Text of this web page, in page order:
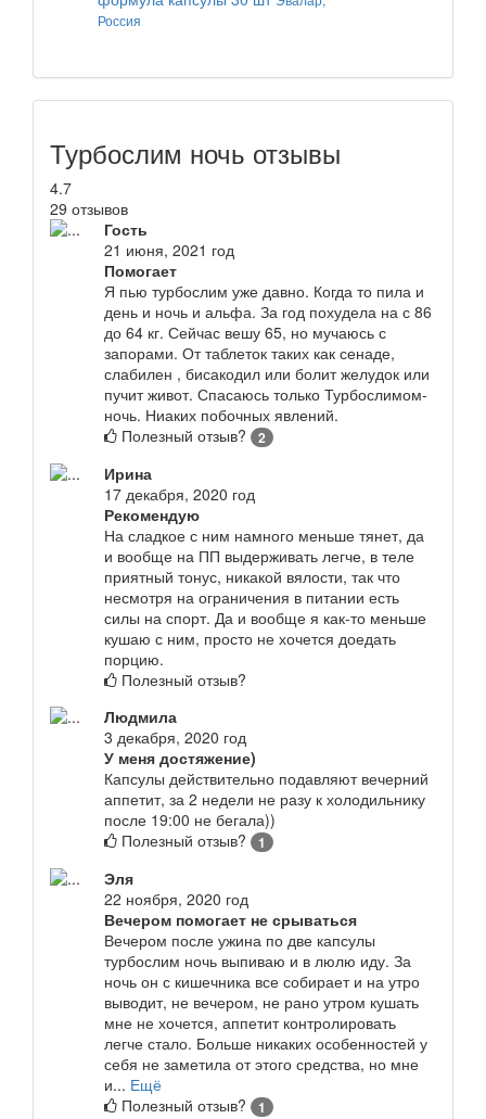
Россия
Турбослим ночь отзывы
4.7
29 отзывов
Гость
21 июня, 2021 год
Помогает
Я пью турбослим уже давно. Когда то пила и
день и ночь и альфа. За год похудела на с 86
до 64 кг. Сейчас вешу 65, но мучаюсь с
запорами. От таблеток таких как сенаде,
слабилен , бисакодил или болит желудок или
пучит живот. Спасаюсь только Турбослимом-
ночь. Ниаких побочных явлений.
Полезный отзыв?
2
Ирина
17 декабря, 2020 год
Рекомендую
На сладкое с ним намного меньше тянет, да
и вообще на ПП выдерживать легче, в теле
приятный тонус, никакой вялости, так что
несмотря на ограничения в питании есть
силы на спорт. Да и вообще я как-то меньше
кушаю с ним, просто не хочется доедать
порцию.
Полезный отзыв?
Людмила
3 декабря, 2020 год
У меня достяжение)
Капсулы действительно подавляют вечерний
аппетит, за 2 недели не разу к холодильнику
после 19:00 не бегала))
Полезный отзыв?
1
Эля
22 ноября, 2020 год
Вечером помогает не срываться
Вечером после ужина по две капсулы
турбослим ночь выпиваю и в люлю иду. За
ночь он с кишечника все собирает и на утро
выводит, не вечером, не рано утром кушать
мне не хочется, аппетит контролировать
легче стало. Больше никаких особенностей у
себя не заметила от этого средства, но мне
и... Ещё
Полезный отзыв?
1